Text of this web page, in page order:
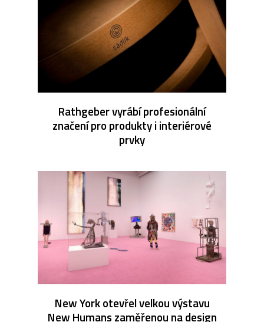
Rathgeber vyrábí profesionální
značení pro produkty i interiérové
prvky
New York otevřel velkou výstavu
New Humans zaměřenou na design